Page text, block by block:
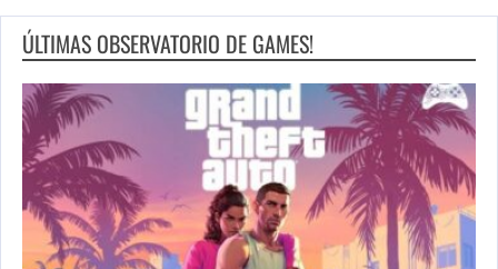
ÚLTIMAS OBSERVATORIO DE GAMES!